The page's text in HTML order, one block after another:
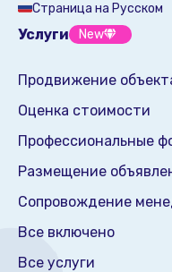
Страница на Русском
Услуги New
Продвижение
Оценка стоимости
Профессиональные
Размещение
Сопровождение
Все включено
Все услуги